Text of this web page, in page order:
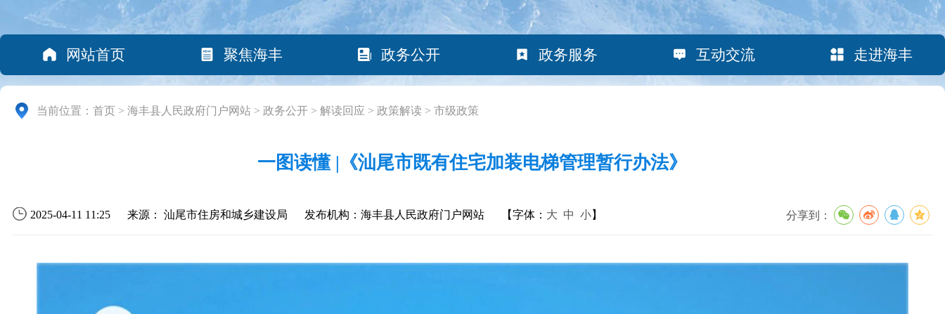
网站首页 聚焦海丰 政务公开 政务服务 互动交流 走进海丰
当前位置： 首页 > 海丰县人民政府门户网站 > 政务公开 > 解读回应 > 政策解读 > 市级政策
一图读懂 |《汕尾市既有住宅加装电梯管理暂行办法》
2025-04-11 11:25 来源： 汕尾市住房和城乡建设局 发布机构：海丰县人民政府门户网站 【字体： 大 中 小】 分享到：